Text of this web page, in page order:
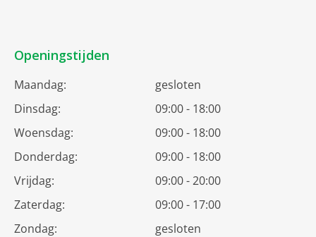
Openingstijden
Maandag:
gesloten
Dinsdag:
09:00 - 18:00
Woensdag:
09:00 - 18:00
Donderdag:
09:00 - 18:00
Vrijdag:
09:00 - 20:00
Zaterdag:
09:00 - 17:00
Zondag:
gesloten